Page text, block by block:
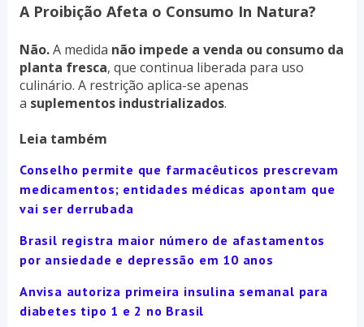
A Proibição Afeta o Consumo In Natura?
Não.A medida não impede a venda ou consumo da
planta fresca, que continua liberada para uso
culinário. A restrição aplica-se apenas
a suplementos industrializados.
Leia também
Conselho permite que farmacêuticos prescrevam
medicamentos; entidades médicas apontam que
vai ser derrubada
Brasil registra maior número de afastamentos
por ansiedade e depressão em 10 anos
Anvisa autoriza primeira insulina semanal para
diabetes tipo 1 e 2 no Brasil